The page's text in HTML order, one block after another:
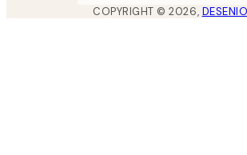
COPYRIGHT ©2026, DESENIO